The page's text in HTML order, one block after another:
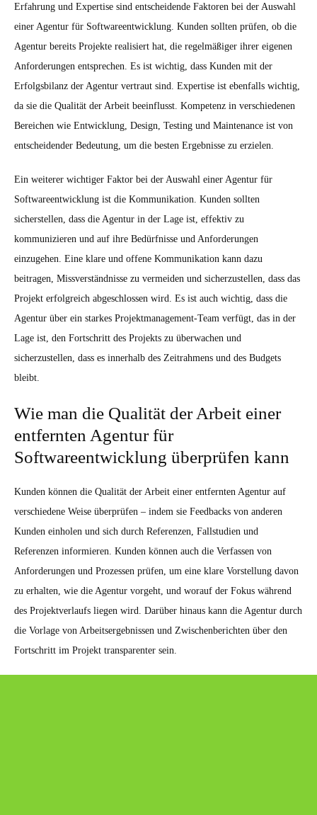
Erfahrung und Expertise sind entscheidende Faktoren bei der Auswahl
einer Agentur für Softwareentwicklung. Kunden sollten prüfen, ob die
Agentur bereits Projekte realisiert hat, die regelmäßiger ihrer eigenen
Anforderungen entsprechen. Es ist wichtig, dass Kunden mit der
Erfolgsbilanz der Agentur vertraut sind. Expertise ist ebenfalls wichtig,
da sie die Qualität der Arbeit beeinflusst. Kompetenz in verschiedenen
Bereichen wie Entwicklung, Design, Testing und Maintenance ist von
entscheidender Bedeutung, um die besten Ergebnisse zu erzielen.
Ein weiterer wichtiger Faktor bei der Auswahl einer Agentur für
Softwareentwicklung ist die Kommunikation. Kunden sollten
sicherstellen, dass die Agentur in der Lage ist, effektiv zu
kommunizieren und auf ihre Bedürfnisse und Anforderungen
einzugehen. Eine klare und offene Kommunikation kann dazu
beitragen, Missverständnisse zu vermeiden und sicherzustellen, dass das
Projekt erfolgreich abgeschlossen wird. Es ist auch wichtig, dass die
Agentur über ein starkes Projektmanagement-Team verfügt, das in der
Lage ist, den Fortschritt des Projekts zu überwachen und
sicherzustellen, dass es innerhalb des Zeitrahmens und des Budgets
bleibt.
Wie man die Qualität der Arbeit einer
entfernten Agentur für
Softwareentwicklung überprüfen kann
Kunden können die Qualität der Arbeit einer entfernten Agentur auf
verschiedene Weise überprüfen – indem sie Feedbacks von anderen
Kunden einholen und sich durch Referenzen, Fallstudien und
Referenzen informieren. Kunden können auch die Verfassen von
Anforderungen und Prozessen prüfen, um eine klare Vorstellung davon
zu erhalten, wie die Agentur vorgeht, und worauf der Fokus während
des Projektverlaufs liegen wird. Darüber hinaus kann die Agentur durch
die Vorlage von Arbeitsergebnissen und Zwischenberichten über den
Fortschritt im Projekt transparenter sein.